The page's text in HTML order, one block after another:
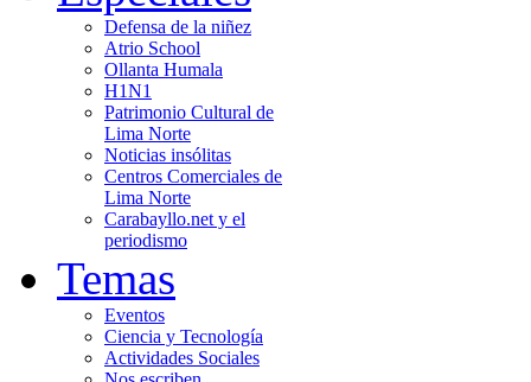
Defensa de la niñez
Atrio School
Ollanta Humala
H1N1
Patrimonio Cultural de
Lima Norte
Noticias insólitas
Centros Comerciales de
Lima Norte
Carabayllo.net y el
periodismo
Temas
Eventos
Ciencia y Tecnología
Actividades Sociales